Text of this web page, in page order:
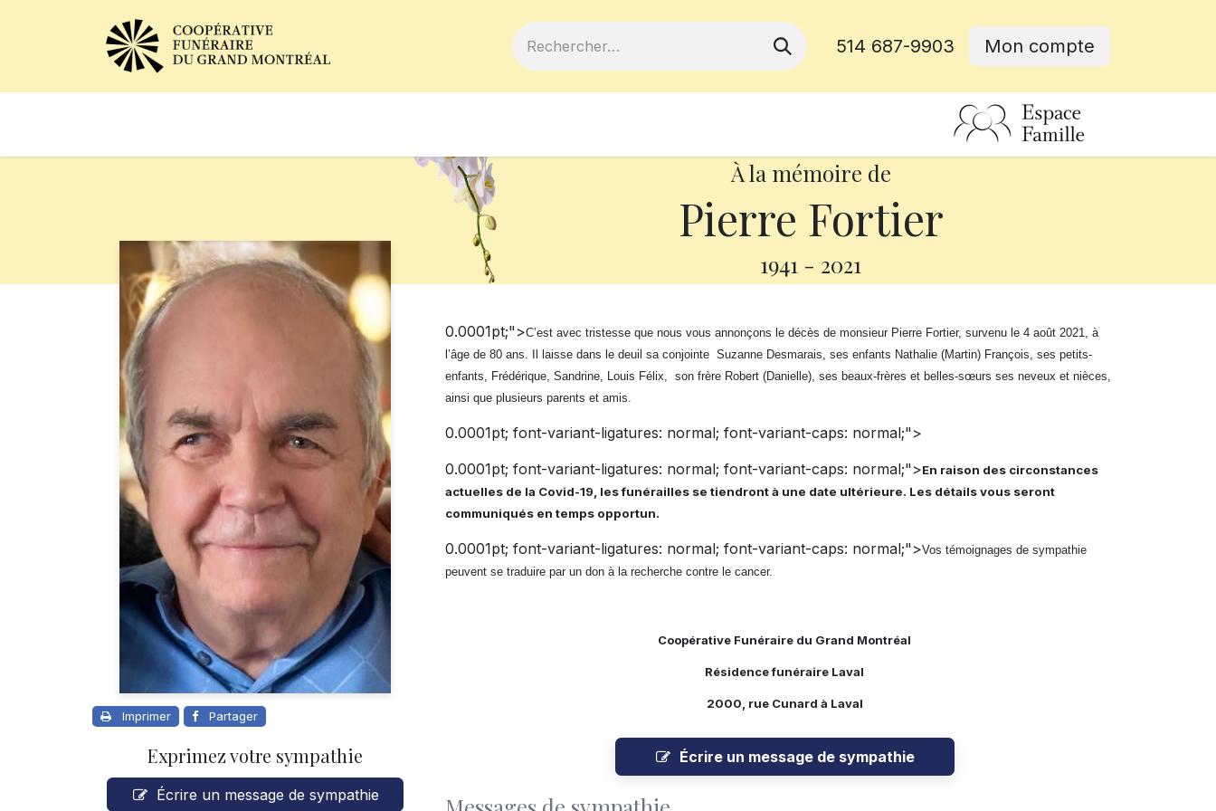
514 687-9903 Mon compte
À la mémoire de
Pierre Fortier
1941 - 2021
Imprimer Partager
Exprimez votre sympathie
Écrire un message de sympathie
0.0001pt;">C’est avec tristesse que nous vous annonçons le décès de monsieur Pierre Fortier, survenu le 4 août 2021, à
l’âge de 80 ans.
Il laisse dans le deuil sa conjointe Suzanne Desmarais, ses enfants Nathalie (Martin) François, ses petits-
enfants, Frédérique, Sandrine, Louis Félix, son frère Robert (Danielle), ses beaux-frères et belles-sœurs ses neveux et nièces,
ainsi que plusieurs parents et amis.
0.0001pt; font-variant-ligatures: normal; font-variant-caps: normal;">
0.0001pt; font-variant-ligatures: normal; font-variant-caps: normal;">En raison des circonstances
actuelles de la Covid-19, les funérailles se tiendront à une date ultérieure. Les détails vous seront
communiqués en temps opportun.
0.0001pt; font-variant-ligatures: normal; font-variant-caps: normal;">Vos témoignages de sympathie
peuvent se traduire par un don à la recherche contre le cancer.
Coopérative Funéraire du Grand Montréal
Résidence funéraire Laval
2000, rue Cunard à Laval
Écrire un message de sympathie